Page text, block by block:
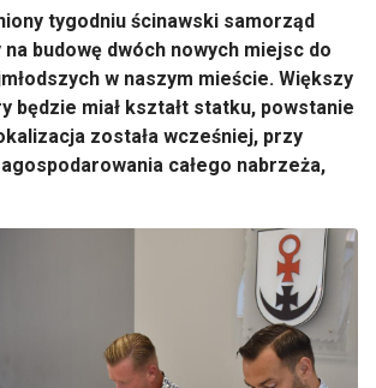
tygodniu ścinawski samorząd
na budowę dwóch nowych miejsc do
łodszych w naszym mieście. Większy
będzie miał kształt statku, powstanie
została wcześniej, przy
całego nabrzeża,